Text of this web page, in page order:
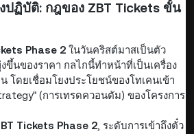
ปฏิบัติ: กฎของ ZBT Tickets ขั้น
Phase 2 ในวันคริสต์มาสเป็นตัว
ขึ้นของราคา กลไกนี้ทำหน้าที่เป็นเครื่อง
ดยเชื่อมโยงประโยชน์ของโทเคนเข้า
(การเทรดควอนตัม) ของโครงการ
Tickets Phase 2 , ระดับการเข้าถึงตั๋ว